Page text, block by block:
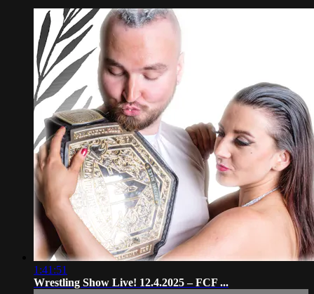
1:41:51
Wrestling Show Live! 12.4.2025 – FCF ...